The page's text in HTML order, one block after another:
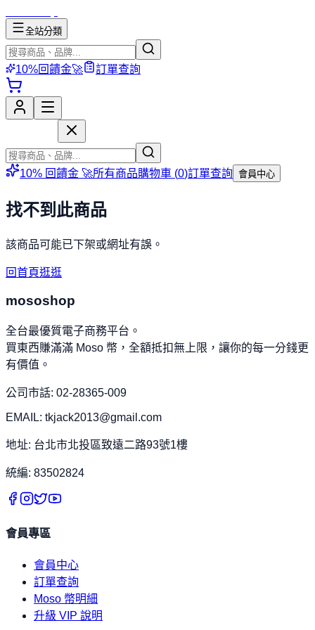
全站分類
10%回饋金🚀 訂單查詢
10% 回饋金 🚀所有商品購物車 (0)訂單查詢 會員中心
找不到此商品
該商品可能已下架或網址有誤。
回首頁逛逛
mososhop
全台最優質電子商務平台。
買東西賺滿滿 Moso 幣，全額抵扣無上限，讓你的每一分錢更
有價值。
公司市話: 02-28365-009
EMAIL: tkjack2013@gmail.com
地址: 台北市北投區致遠二路93號1樓
統編: 83502824
會員專區
會員中心
訂單查詢
Moso 幣明細
升級 VIP 說明